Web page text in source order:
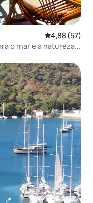
4,88 de uma
4,88 (57)
o mar e a natureza